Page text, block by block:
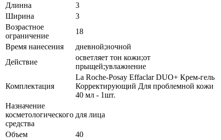
Длинна
3
Ширина
3
Возрастное
ограничение
18
Время нанесения
дневной;ночной
Действие
осветляет тон кожи;от
прыщей;увлажнение
Комплектация
La Roche-Posay Effaclar DUO+ Крем-гель
Корректирующий Для проблемной кожи
40 мл - 1шт.
Назначение
косметологического
средства
для лица
Объем
40